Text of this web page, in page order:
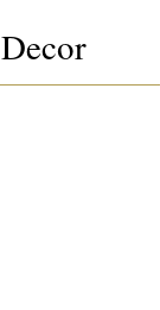
Decor